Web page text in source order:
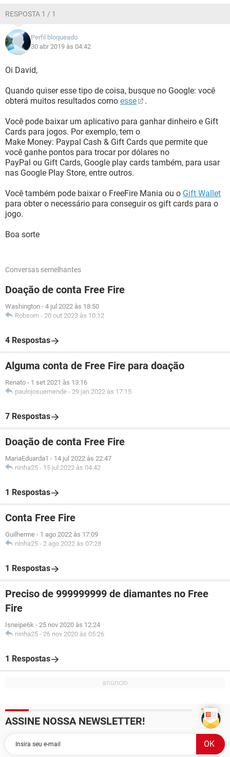
RESPOSTA 1 / 1
Perfil bloqueado
30 abr 2019 às 04:42
Oi David,
Quando quiser esse tipo de coisa, busque no Google: você
obterá muitos resultados como esse .
Você pode baixar um aplicativo para ganhar dinheiro e Gift
Cards para jogos. Por exemplo, tem o
Make Money: Paypal Cash & Gift Cards que permite que
você ganhe pontos para trocar por dólares no
PayPal ou Gift Cards, Google play cards também, para usar
nas Google Play Store, entre outros.
Você também pode baixar o FreeFire Mania ou o Gift Wallet
para obter o necessário para conseguir os gift cards para o
jogo.
Boa sorte
Conversas semelhantes
Doação de conta Free Fire
Washington - 4 jul 2022 às 18:50
Robsom - 20 out 2023 às 10:12
4 Respostas
Alguma conta de Free Fire para doação
Renato - 1 set 2021 às 13:16
paulojosuemende - 29 jan 2022 às 17:15
7 Respostas
Doação de conta Free Fire
MariaEduarda1 - 14 jul 2022 às 22:47
ninha25 - 15 jul 2022 às 04:42
1 Respostas
Conta Free Fire
Guilherme - 1 ago 2022 às 17:09
ninha25 - 2 ago 2022 às 07:28
1 Respostas
Preciso de 999999999 de diamantes no Free
Fire
Isneipe6k - 25 nov 2020 às 12:24
ninha25 - 26 nov 2020 às 05:26
1 Respostas
ASSINE NOSSA NEWSLETTER!